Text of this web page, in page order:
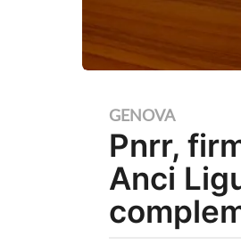
3
a
n
n
i
GENOVA
Pnrr,
Anci